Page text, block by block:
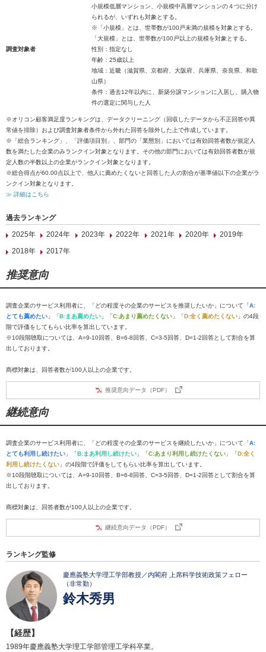
小規模低層マンション、小規模中高層マンションの４つに分け
られるが、いずれも対象とする。
※「小規模」とは、世帯数が100戸未満の規模を対象とする。
「大規模」とは、世帯数が100戸以上の規模を対象とする。
調査対象者
性別：指定なし
年齢：25歳以上
地域：近畿（滋賀県、京都府、大阪府、兵庫県、奈良県、和歌
山県）
条件：過去12年以内に、新築分譲マンションに入居し、購入物
件の選定に関与した人
※オリコン顧客満足度ランキングは、データクリーニング（回収したデータから不正回答や異
常値を排除）および調査対象者条件から外れた回答を除外した上で作成しています。
※「総合ランキング」、「評価項目別」、部門の「業態別」においては有効回答者数が規定人
数を満たした企業のみランクイン対象となります。その他の部門においては有効回答者数が規
定人数の半数以上の企業がランクイン対象となります。
※総合得点が60.00点以上で、他人に薦めたくないと回答した人の割合が基準値以下の企業がラ
ンクイン対象となります。
≫ 詳細はこちら
過去ランキング
2025年
2024年 2023年 2022年 2021年 2020年
2019年
2018年
2017年
推奨意向
調査企業のサービス利用者に、「どの程度その企業のサービスを推奨したいか」について「A:
とても薦めたい 」「B:まあ薦めたい 」「C:あまり薦めたくない 」「D:全く薦めたくない 」の4段
階で評価をしてもらい比率を算出しています。
※10段階聴取については、A=9-10回答、B=6-8回答、C=3-5回答、D=1-2回答として割合を算
出しております。
商標対象は、回答者数が100人以上の企業です。
推奨意向データ（PDF）
継続意向
調査企業のサービス利用者に、「どの程度その企業のサービスを継続したいか」について「A:
とても利用し続けたい 」「B:まあ利用し続けたい 」「C:あまり利用し続けたくない 」「D:全く
利用し続けたくない 」の4段階で評価をしてもらい比率を算出しています。
※10段階聴取については、A=9-10回答、B=6-8回答、C=3-5回答、D=1-2回答として割合を算
出しております。
商標対象は、回答者数が100人以上の企業です。
継続意向データ（PDF）
ランキング監修
慶應義塾大学理工学部教授／内閣府 上席科学技術政策フェロー
（非常勤）
鈴木秀男
【経歴】
1989年慶應義塾大学理工学部管理工学科卒業。